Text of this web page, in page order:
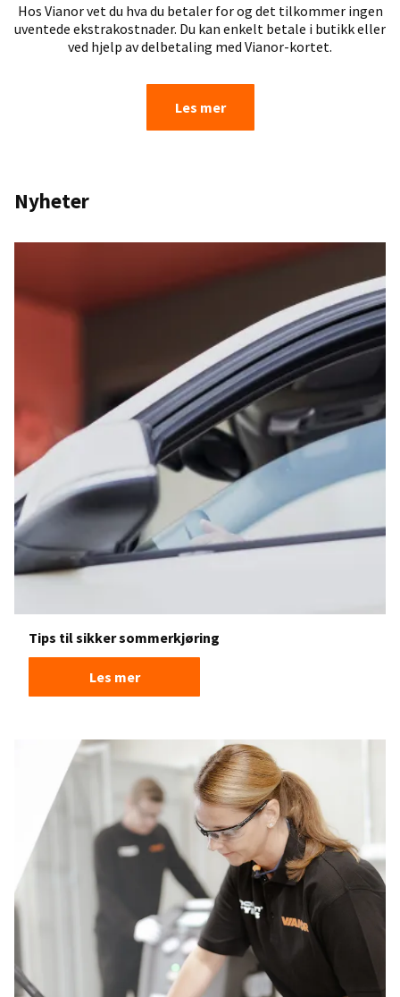
Hos Vianor vet du hva du betaler for og det tilkommer ingen
uventede ekstrakostnader. Du kan enkelt betale i butikk eller
ved hjelp av delbetaling med Vianor-kortet.
Les mer
Nyheter
Tips til sikker sommerkjøring
Les mer